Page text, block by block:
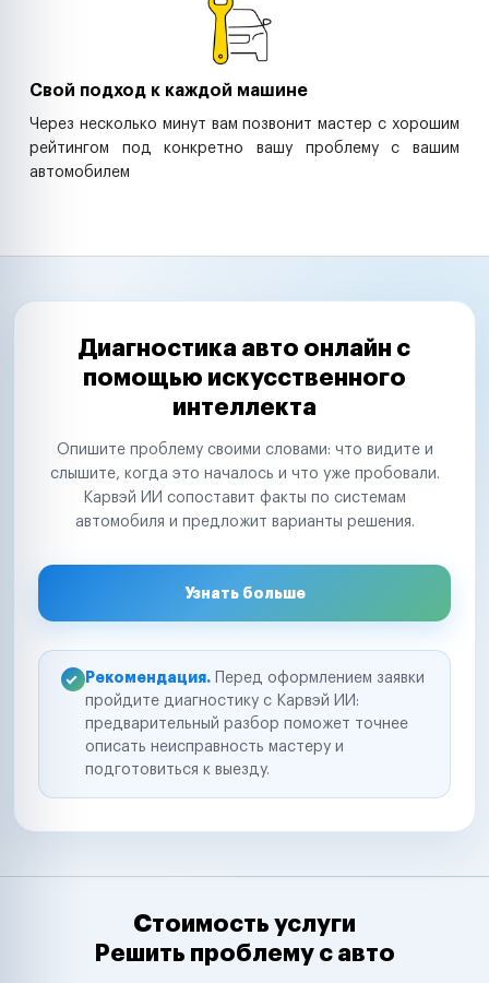
Свой подход к каждой машине
Через несколько минут вам позвонит мастер с хорошим
рейтингом под конкретно вашу проблему с вашим
автомобилем
Диагностика авто онлайн с
помощью искусственного
интеллекта
Опишите проблему своими словами: что видите и
слышите, когда это началось и что уже пробовали.
Карвэй ИИ сопоставит факты по системам
автомобиля и предложит варианты решения.
Узнать больше
Рекомендация. Перед оформлением заявки
пройдите диагностику с Карвэй ИИ:
предварительный разбор поможет точнее
описать неисправность мастеру и
подготовиться к выезду.
Стоимость услуги
Решить проблему с авто